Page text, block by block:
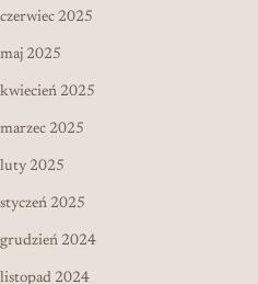
czerwiec 2025
maj 2025
kwiecień 2025
marzec 2025
luty 2025
styczeń 2025
grudzień 2024
listopad 2024